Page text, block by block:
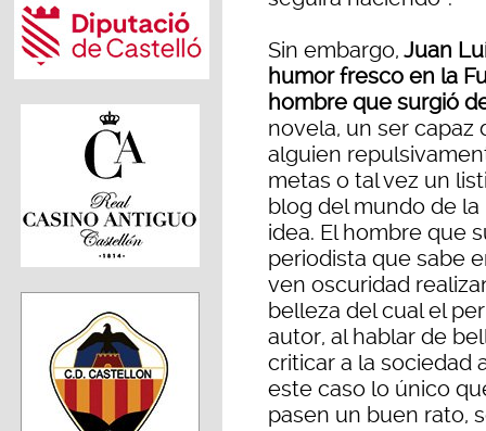
Sin embargo, Juan
humor fresco en la
hombre que surgió
novela, un ser
alguien
metas o tal vez un
blog del mundo de
idea. El hombre que
periodista que sabe
ven oscuridad
belleza del cual el
autor, al hablar de
criticar a la sociedad
este caso lo único
pasen un buen rato,